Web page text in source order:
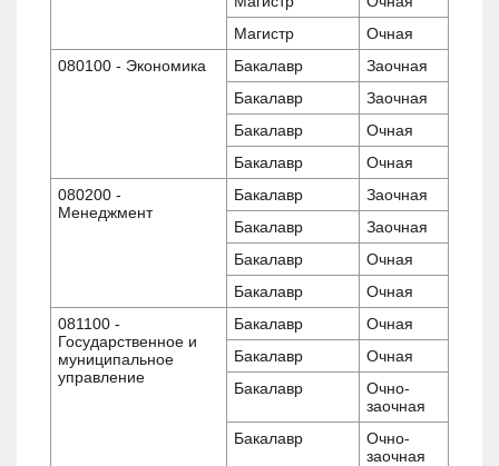
Магистр
Очная
080100 - Экономика
Бакалавр
Заочная
Бакалавр
Заочная
Бакалавр
Очная
Бакалавр
Очная
080200 -
Менеджмент
Бакалавр
Заочная
Бакалавр
Заочная
Бакалавр
Очная
Бакалавр
Очная
081100 -
Государственное и
муниципальное
управление
Бакалавр
Очная
Бакалавр
Очная
Бакалавр
Очно-
заочная
Бакалавр
Очно-
заочная